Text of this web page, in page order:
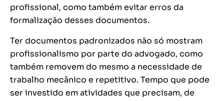
profissional, como também evitar erros da
formalização desses documentos.
Ter documentos padronizados não só mostram
profissionalismo por parte do advogado, como
também removem do mesmo a necessidade de
trabalho mecânico e repetitivo. Tempo que pode
ser investido em atividades que precisam, de